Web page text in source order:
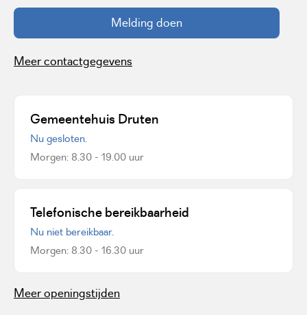
Melding doen
Meer contactgegevens
Gemeentehuis Druten
Nu gesloten.
Morgen: 8.30 - 19.00 uur
Telefonische bereikbaarheid
Nu niet bereikbaar.
Morgen: 8.30 - 16.30 uur
Meer openingstijden